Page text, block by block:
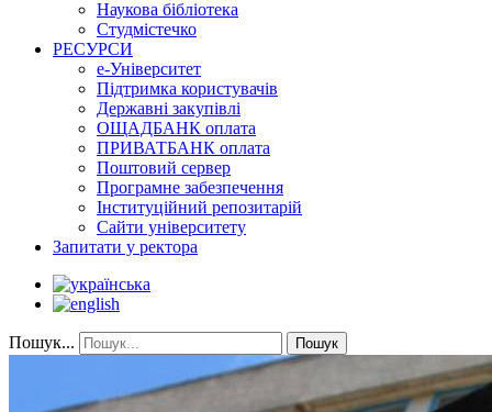
Наукова бібліотека
Студмістечко
РЕСУРСИ
е-Університет
Підтримка користувачів
Державні закупівлі
ОЩАДБАНК оплата
ПРИВАТБАНК оплата
Поштовий сервер
Програмне забезпечення
Інституційний репозитарій
Сайти університету
Запитати у ректора
Пошук... Пошук